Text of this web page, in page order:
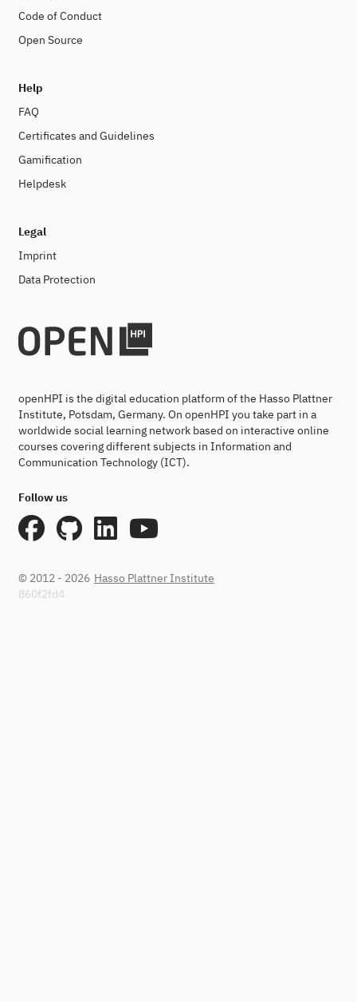
Code of Conduct
Open Source
Help
FAQ
Certificates and Guidelines
Gamification
Helpdesk
Legal
Imprint
Data Protection
openHPI is the digital education platform of the Hasso Plattner
Institute, Potsdam, Germany. On openHPI you take part in a
worldwide social learning network based on interactive online
courses covering different subjects in Information and
Communication Technology (ICT).
Follow us
© 2012 - 2026 Hasso Plattner Institute
860f2fd4